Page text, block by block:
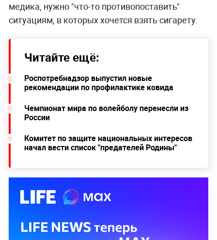
медика, нужно "что-то противопоставить"
ситуациям, в которых хочется взять сигарету.
Читайте ещё:
Роспотребнадзор выпустил новые
рекомендации по профилактике ковида
Чемпионат мира по волейболу перенесли из
России
Комитет по защите национальных интересов
начал вести список "предателей Родины"